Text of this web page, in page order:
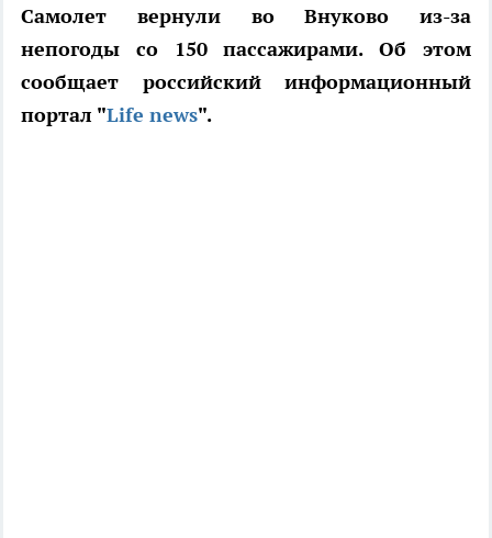
Самолет вернули во Внуково из-за
непогоды со 150 пассажирами. Об этом
сообщает российский информационный
портал "Life news".